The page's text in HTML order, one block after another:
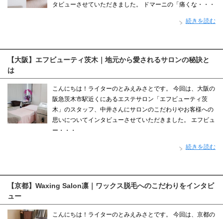
タビューさせていただきました。 ドマーニの「痛くな・・・
続きを読む
【大阪】エフビューティ茨木｜地元から愛されるサロンの秘訣と
は
こんにちは！ライターのとみえみさとです。 今回は、大阪の
阪急茨木市駅近くにあるエステサロン「エフビューティ茨
木」のスタッフ、中井さんにサロンのこだわりやお客様への
思いについてインタビューさせていただきました。 エフビュ
ー・・・
続きを読む
【京都】Waxing Salon凛｜ワックス脱毛へのこだわりをインタビ
ュー
こんにちは！ライターのとみえみさとです。 今回は、京都の